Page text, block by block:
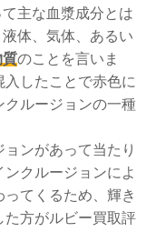
主な血漿成分とは
体、気体、あるい
質のことを言いま
したことで赤色に
クルージョンの一種
ンがあって当たり
クルージョンによ
てくるため、輝き
た方がルビー買取評